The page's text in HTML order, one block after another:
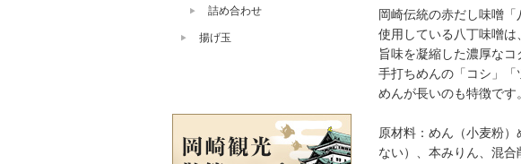
岡崎伝統の赤だし味噌
使用している八丁味噌
旨味を凝縮した濃厚なコ
手打ちめんの「コシ」「
めんが長いのも特徴です。
原材料：めん（小麦粉
ない）、本みりん、混
詰め合わせ
揚げ玉